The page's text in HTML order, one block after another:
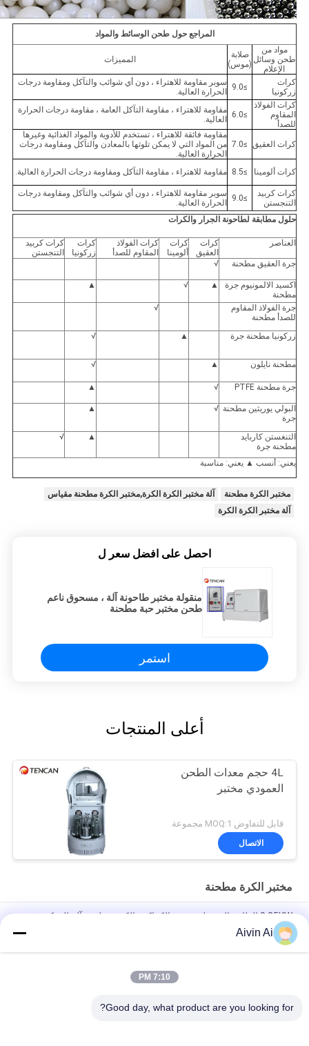
المراجع حول طحن الوسائط والمواد
مواد من
طحن وسائل
الإعلام
صلابة
(موس)
المميزات
كرات
زركونيا
≥9.0
سوبر مقاومة للاهتراء ، دون أي شوائب والتآكل ومقاومة درجات
الحرارة العالية.
كرات الفولاذ
المقاوم
للصدأ
≥6.0
مقاومة للاهتراء ، مقاومة التآكل العامة ، مقاومة درجات الحرارة
العالية.
كرات العقيق ≥7.0
مقاومة فائقة للاهتراء ، تستخدم للأدوية والمواد الغذائية وغيرها
من المواد التي لا يمكن تلوثها بالمعادن والتآكل ومقاومة درجات
الحرارة العالية.
كرات ألومينا
≥8.5 مقاومة للاهتراء ، مقاومة التآكل ومقاومة درجات الحرارة العالية.
كرات كربيد
التنجستن
≥9.0
سوبر مقاومة للاهتراء ، دون أي شوائب والتآكل ومقاومة درجات
الحرارة العالية.
حلول مطابقة لطاحونة الجرار والكرات
العناصر
كرات
العقيق
كرات
ألومينا
كرات الفولاذ
المقاوم للصدأ
كرات
زركونيا
كرات كربيد
التنجستن
جرة العقيق مطحنة
√
اكسيد الالمونيوم جرة
مطحنة
▲
√
▲
جرة الفولاذ المقاوم
للصدأ مطحنة
√
زركونيا مطحنة جرة ▲
√
مطحنة نايلون ▲
√
جرة مطحنة PTFE √
▲
البولي يوريثين مطحنة
جرة
√
▲
التنغستن كاربايد
مطحنة جرة
▲
√
يعني: أنسب ▲ يعني: مناسبة
مختبر الكرة مطحنة
آلة مختبر الكرة الكرة,مختبر الكرة مطحنة مقياس
آلة مختبر الكرة الكرة
احصل على افضل سعر ل
منقولة مختبر طاحونة آلة ، مسحوق ناعم
طحن مختبر حبة مطحنة
استمر
أعلى المنتجات
4L حجم معدات الطحن
العمودي مختبر
قابل للتفاوض MOQ:1 مجموعة
الاتصال
مختبر الكرة مطحنة
0.25KW الطاقة البسيطة مختبر الكواكب الكرة مطحنة آلة التحكم في
التردد
نانو مسحوق مختبر طاحونة آلة ، مختبر مقياس الكرة مطحنة الخدمة
Aivin Ai
7:10 PM
Good day, what product are you looking for?